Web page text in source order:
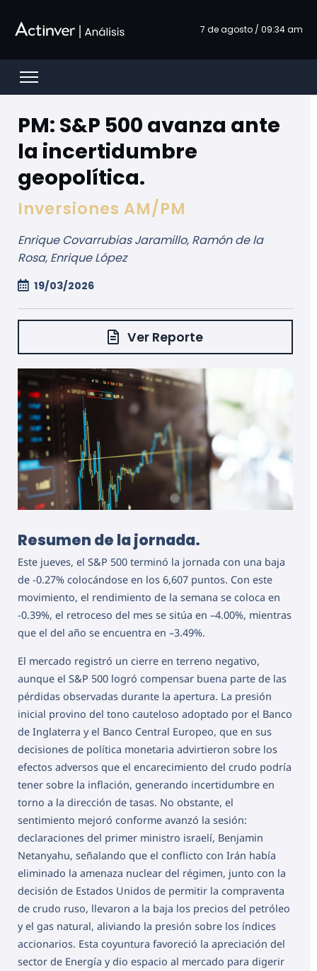
7 de agosto / 09:34 am
Open menu
PM: S&P 500 avanza ante
la incertidumbre
geopolítica.
Inversiones AM/PM
Enrique Covarrubias Jaramillo, Ramón de la
Rosa, Enrique López
19/03/2026
Ver Reporte
Resumen de la jornada.
Este jueves, el S&P 500 terminó la jornada con una baja
de -0.27% colocándose en los 6,607 puntos. Con este
movimiento, el rendimiento de la semana se coloca en
-0.39%, el retroceso del mes se sitúa en –4.00%, mientras
que el del año se encuentra en –3.49%.
El mercado registró un cierre en terreno negativo,
aunque el S&P 500 logró compensar buena parte de las
pérdidas observadas durante la apertura. La presión
inicial provino del tono cauteloso adoptado por el Banco
de Inglaterra y el Banco Central Europeo, que en sus
decisiones de política monetaria advirtieron sobre los
efectos adversos que el encarecimiento del crudo podría
tener sobre la inflación, generando incertidumbre en
torno a la dirección de tasas. No obstante, el
sentimiento mejoró conforme avanzó la sesión:
declaraciones del primer ministro israelí, Benjamin
Netanyahu, señalando que el conflicto con Irán había
eliminado la amenaza nuclear del régimen, junto con la
decisión de Estados Unidos de permitir la compraventa
de crudo ruso, llevaron a la baja los precios del petróleo
y el gas natural, aliviando la presión sobre los índices
accionarios. Esta coyuntura favoreció la apreciación del
sector de Energía y dio espacio al mercado para digerir